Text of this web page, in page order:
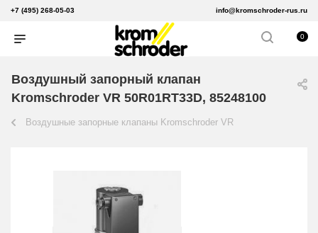
+7 (495) 268-05-03 info@kromschroder-rus.ru
0
Воздушный запорный клапан
Kromschroder VR 50R01RT33D, 85248100
Воздушные запорные клапаны Kromschroder VR